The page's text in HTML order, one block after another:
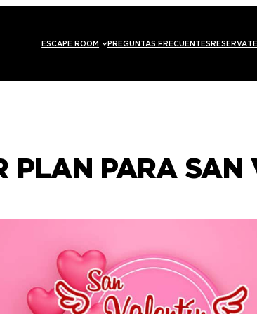
ESCAPE ROOM PREGUNTAS FRECUENTES RESERVA
PLAN PARA SAN